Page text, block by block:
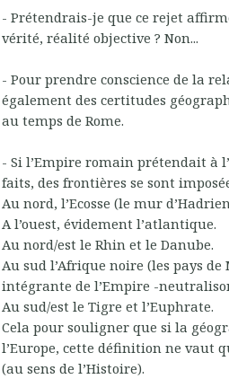
- Prétendrais-je que ce rejet
vérité, réalité objective ? Non...
- Pour prendre conscience de la
également des certitudes
au temps de Rome.
- Si l’Empire romain prétendait à
faits, des frontières se sont
Au nord, l’Ecosse (le mur
A l’ouest, évidement l’atlantique.
Au nord/est le Rhin et le Danube.
Au sud l’Afrique noire (les pays
intégrante de l’Empire -
Au sud/est le Tigre et l’Euphrate.
Cela pour souligner que si la
l’Europe, cette définition ne vaut
(au sens de l’Histoire).